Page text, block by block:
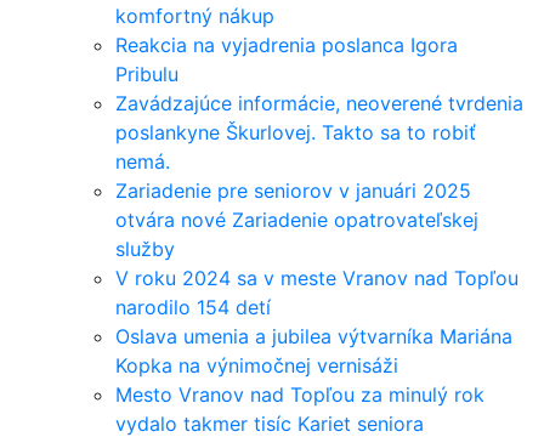
komfortný nákup
Reakcia na vyjadrenia poslanca Igora
Pribulu
Zavádzajúce informácie, neoverené tvrdenia
poslankyne Škurlovej. Takto sa to robiť
nemá.
Zariadenie pre seniorov v januári 2025
otvára nové Zariadenie opatrovateľskej
služby
V roku 2024 sa v meste Vranov nad Topľou
narodilo 154 detí
Oslava umenia a jubilea výtvarníka Mariána
Kopka na výnimočnej vernisáži
Mesto Vranov nad Topľou za minulý rok
vydalo takmer tisíc Kariet seniora